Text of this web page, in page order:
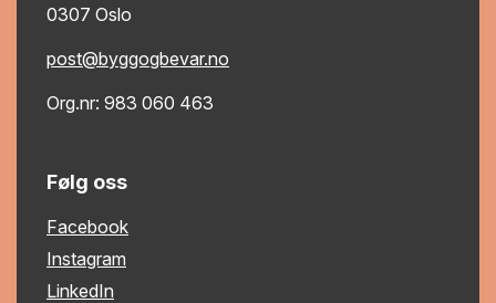
0307 Oslo
post@byggogbevar.no
Org.nr: 983 060 463
Følg oss
Facebook
Instagram
LinkedIn